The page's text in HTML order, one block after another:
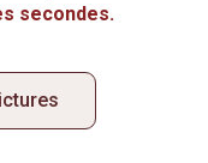
secondes.